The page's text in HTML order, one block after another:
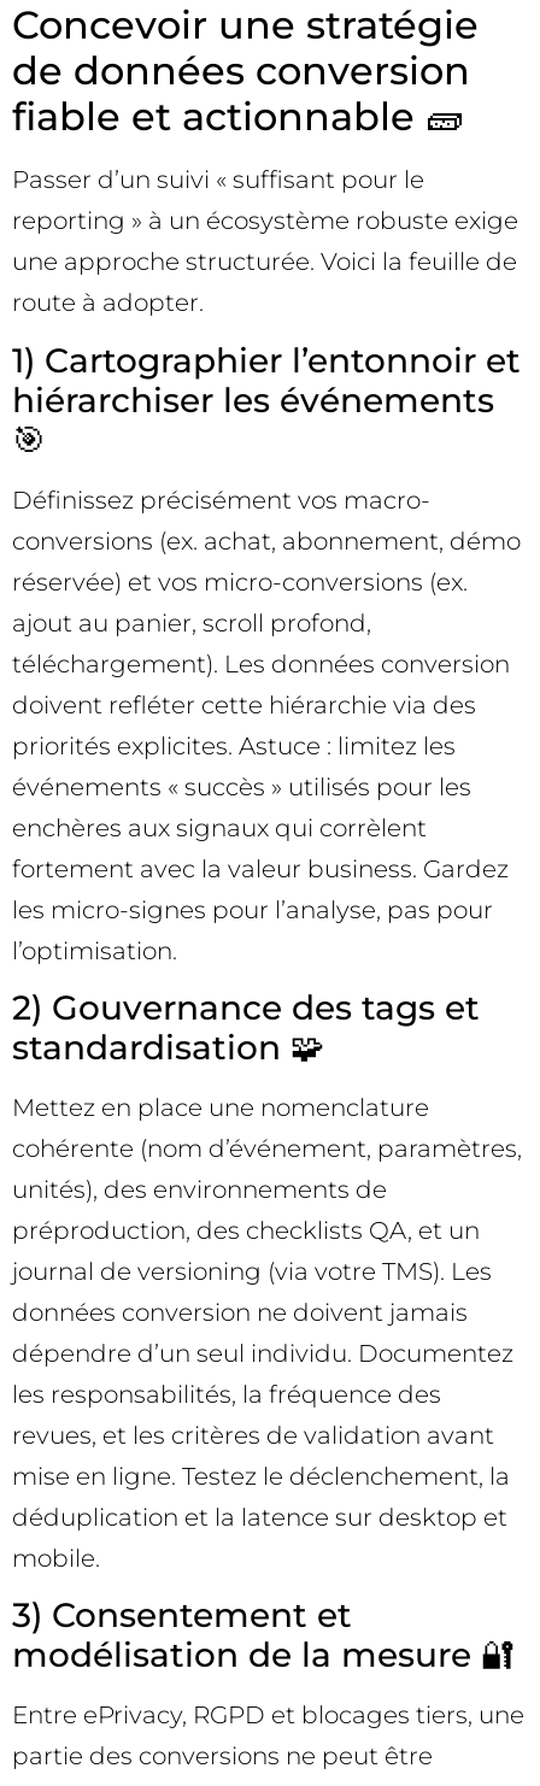
Concevoir une stratégie
de données conversion
fiable et actionnable 🧱
Passer d’un suivi « suffisant pour le
reporting » à un écosystème robuste exige
une approche structurée. Voici la feuille de
route à adopter.
1) Cartographier l’entonnoir et
hiérarchiser les événements
🎯
Définissez précisément vos macro-
conversions (ex. achat, abonnement, démo
réservée) et vos micro-conversions (ex.
ajout au panier, scroll profond,
téléchargement). Les données conversion
doivent refléter cette hiérarchie via des
priorités explicites. Astuce : limitez les
événements « succès » utilisés pour les
enchères aux signaux qui corrèlent
fortement avec la valeur business. Gardez
les micro-signes pour l’analyse, pas pour
l’optimisation.
2) Gouvernance des tags et
standardisation 🧩
Mettez en place une nomenclature
cohérente (nom d’événement, paramètres,
unités), des environnements de
préproduction, des checklists QA, et un
journal de versioning (via votre TMS). Les
données conversion ne doivent jamais
dépendre d’un seul individu. Documentez
les responsabilités, la fréquence des
revues, et les critères de validation avant
mise en ligne. Testez le déclenchement, la
déduplication et la latence sur desktop et
mobile.
3) Consentement et
modélisation de la mesure 🔐
Entre ePrivacy, RGPD et blocages tiers, une
partie des conversions ne peut être